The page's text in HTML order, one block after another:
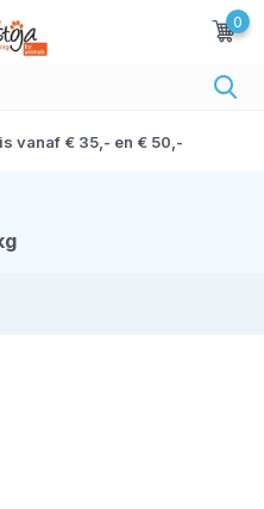
0
vanaf € 35,- en € 50,-